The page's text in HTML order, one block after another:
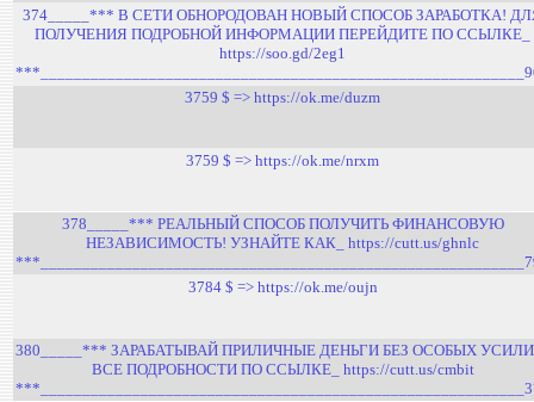
374_____*** В СЕТИ ОБНОРОДОВАН НОВЫЙ СПОСОБ ЗАРАБОТКА!
ПОЛУЧЕНИЯ ПОДРОБНОЙ ИНФОРМАЦИИ ПЕРЕЙДИТЕ ПО ССЫЛКЕ_
https://soo.gd/2eg1
3759 $ => https://ok.me/duzm
3759 $ => https://ok.me/nrxm
378_____*** РЕАЛЬНЫЙ СПОСОБ ПОЛУЧИТЬ ФИНАНСОВУЮ
НЕЗАВИСИМОСТЬ! УЗНАЙТЕ КАК_ https://cutt.us/ghnlc
3784 $ => https://ok.me/oujn
380_____*** ЗАРАБАТЫВАЙ ПРИЛИЧНЫЕ ДЕНЬГИ БЕЗ ОСОБЫХ
ВСЕ ПОДРОБНОСТИ ПО ССЫЛКЕ_ https://cutt.us/cmbit